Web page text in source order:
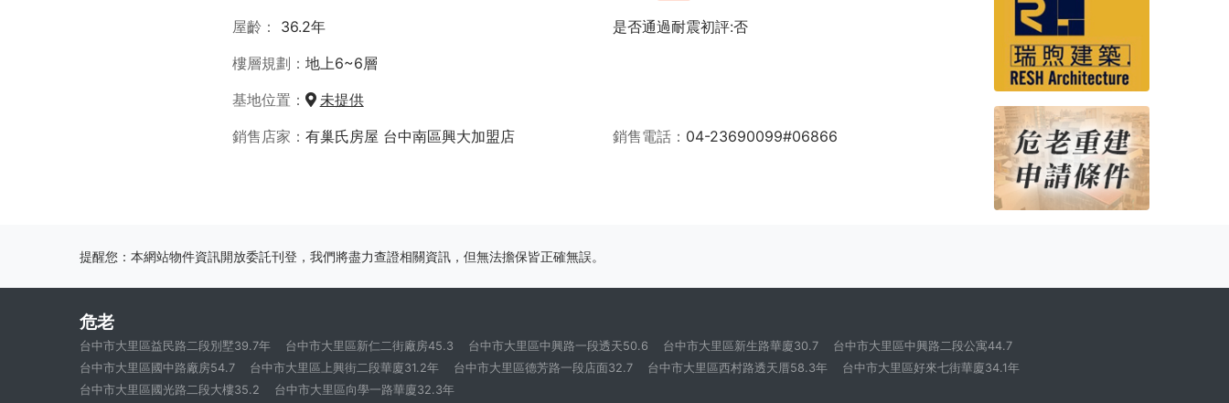
屋齡 36.2年
是否通過耐震初評:否
樓層規劃
地上6~6層
基地位置
未提供
銷售店家
有巢氏房屋 台中南區興大加盟店 銷售電話 04-23690099#06866
提醒您：本網站物件資訊開放委託刊登，我們將盡力查證相關資訊，但無法擔保皆正確無誤。
危老
台中市大里區益民路二段別墅39.7年 台中市大里區新仁二街廠房45.3 台中市大里區中興路一段透天50.6 台中市大里區新生路華廈30.7
台中市大里區中興路二段公寓44.7
台中市大里區國中路廠房54.7
台中市大里區上興街二段華廈31.2年 台中市大里區德芳路一段店面32.7 台中市大里區西村路透天厝58.3年
台中市大里區好來七街華廈34.1年
台中市大里區國光路二段大樓35.2
台中市大里區向學一路華廈32.3年